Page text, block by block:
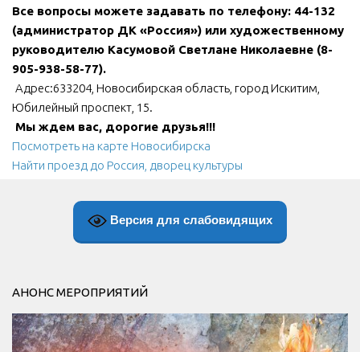
Все вопросы можете задавать по телефону: 44-132
(администратор ДК «Россия») или художественному
руководителю Касумовой Светлане Николаевне (8-
905-938-58-77).
Адрес:633204, Новосибирская область, город Искитим,
Юбилейный проспект, 15.
Мы ждем вас, дорогие друзья!!!
Посмотреть на карте Новосибирска
Найти проезд до Россия, дворец культуры
Версия для слабовидящих
АНОНС МЕРОПРИЯТИЙ